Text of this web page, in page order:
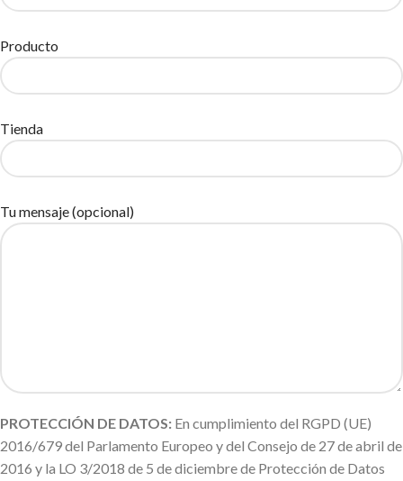
Producto
Tienda
Tu mensaje (opcional)
PROTECCIÓN DE DATOS: En cumplimiento del RGPD (UE)
2016/679 del Parlamento Europeo y del Consejo de 27 de abril de
2016 y la LO 3/2018 de 5 de diciembre de Protección de Datos